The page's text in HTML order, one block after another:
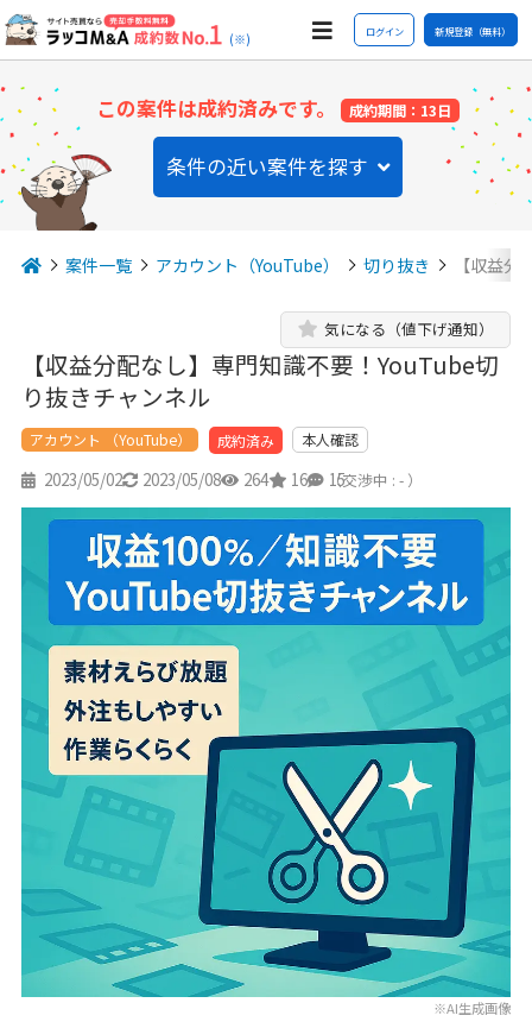
(※) ログイン 新規登録（無料）
この案件は成約済みです。 成約期間：13日
条件の近い案件を探す
案件一覧 アカウント（YouTube） 切り抜き 【収益
【収益分配なし】専門知識不要！YouTube切
り抜きチャンネル
気になる（値下げ通知）
アカウント （YouTube） 成約済み 本人確認
2023/05/02 2023/05/08 264 16 15
（交渉中 : - ）
※AI生成画像